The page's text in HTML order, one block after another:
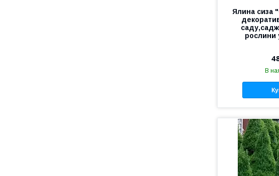
Ялина сиза
рослини
В